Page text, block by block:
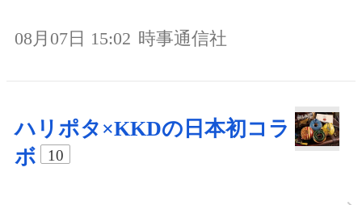
08月07日 15:02 時事通信社
ハリポタ×KKDの日本初コラ
ボ
10